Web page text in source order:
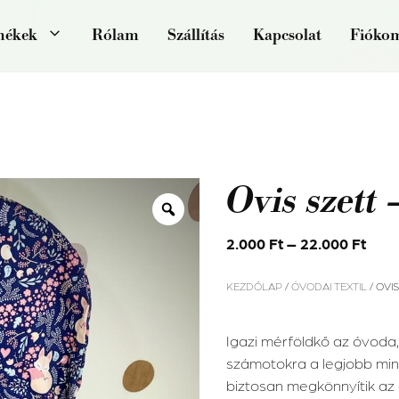
Rólam Szállítás Kapcsolat
Ovis szett
2.000 Ft – 22.000 Ft
KEZDŐLAP / ÓVODAI TEXTIL /
Igazi mérföldkő az
számotokra a legjobb
biztosan megkönnyítik